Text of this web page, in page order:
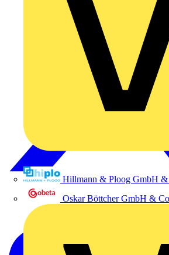
Hillmann & Ploog GmbH
Oskar Böttcher GmbH &